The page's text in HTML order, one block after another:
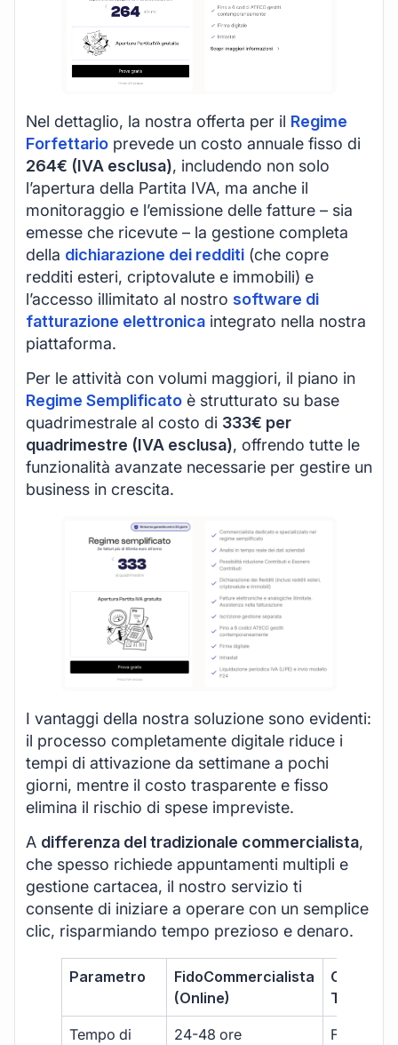
Nel dettaglio, la nostra offerta per il Regime
Forfettario prevede un costo annuale fisso di
264€ (IVA esclusa), includendo non solo
l’apertura della Partita IVA, ma anche il
monitoraggio e l’emissione delle fatture – sia
emesse che ricevute – la gestione completa
della dichiarazione dei redditi (che copre
redditi esteri, criptovalute e immobili) e
l’accesso illimitato al nostro software di
fatturazione elettronica integrato nella nostra
piattaforma.
Per le attività con volumi maggiori, il piano in
Regime Semplificato è strutturato su base
quadrimestrale al costo di 333€ per
quadrimestre (IVA esclusa), offrendo tutte le
funzionalità avanzate necessarie per gestire un
business in crescita.
I vantaggi della nostra soluzione sono evidenti:
il processo completamente digitale riduce i
tempi di attivazione da settimane a pochi
giorni, mentre il costo trasparente e fisso
elimina il rischio di spese impreviste.
A differenza del tradizionale commercialista,
che spesso richiede appuntamenti multipli e
gestione cartacea, il nostro servizio ti
consente di iniziare a operare con un semplice
clic, risparmiando tempo prezioso e denaro.
Parametro
FidoCommercialista
(Online)
Tempo di
24-48 ore Fino a 30